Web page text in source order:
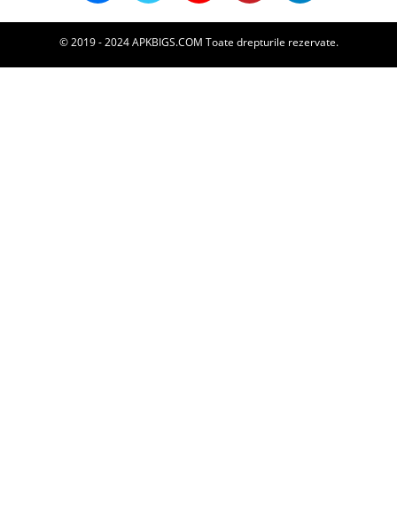
© 2019 - 2024 APKBIGS.COM Toate drepturile rezervate.